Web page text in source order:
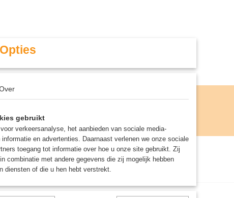
ROLE PLAYING GAMES AGENDA
Lord
gebruikt
verkeersanalyse, het aanbieden van sociale media-
en advertenties. Daarnaast verlenen we onze sociale
toegang tot informatie over hoe u onze site gebruikt. Zij
combinatie met andere gegevens die zij mogelijk hebben
diensten of die u hen hebt verstrekt.